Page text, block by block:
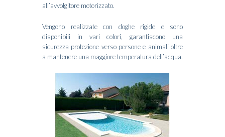
all’avvolgitore motorizzato.
Vengono realizzate con doghe rigide e sono
disponibili in vari colori, garantiscono una
sicurezza protezione verso persone e animali oltre
a mantenere una maggiore temperatura dell’acqua.